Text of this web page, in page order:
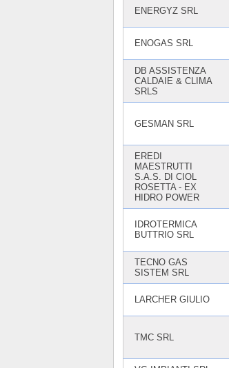
ENERGYZ SRL
ENOGAS SRL
DB ASSISTENZA
CALDAIE & CLIMA
SRLS
GESMAN SRL
EREDI
MAESTRUTTI
S.A.S. DI CIOL
ROSETTA - EX
HIDRO POWER
IDROTERMICA
BUTTRIO SRL
TECNO GAS
SISTEM SRL
LARCHER GIULIO
TMC SRL